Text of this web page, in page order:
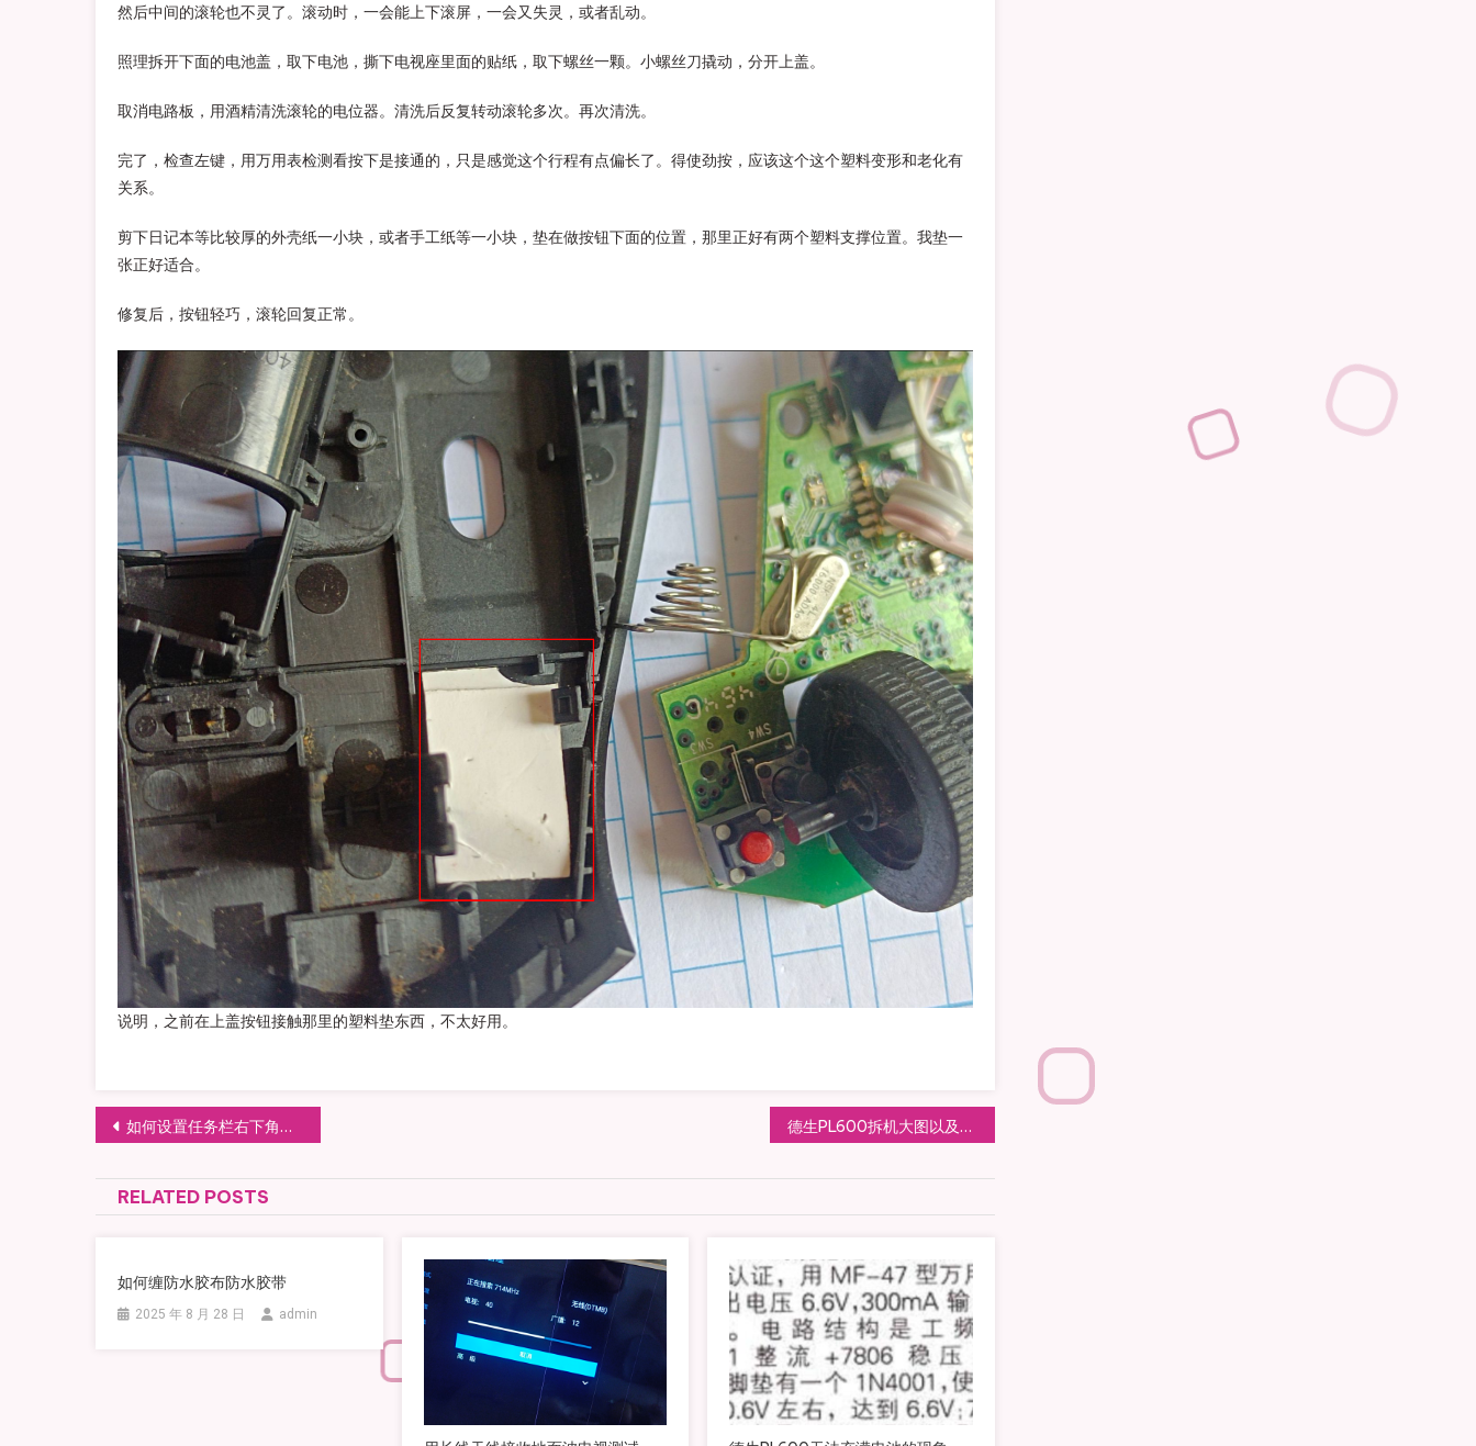
然后中间的滚轮也不灵了。滚动时，一会能上下滚屏，一会又失灵，或者乱动。
照理拆开下面的电池盖，取下电池，撕下电视座里面的贴纸，取下螺丝一颗。小螺丝刀撬动，分开上盖。
取消电路板，用酒精清洗滚轮的电位器。清洗后反复转动滚轮多次。再次清洗。
完了，检查左键，用万用表检测看按下是接通的，只是感觉这个行程有点偏长了。得使劲按，应该这个这个塑料变形和老化有
关系。
剪下日记本等比较厚的外壳纸一小块，或者手工纸等一小块，垫在做按钮下面的位置，那里正好有两个塑料支撑位置。我垫一
张正好适合。
修复后，按钮轻巧，滚轮回复正常。
说明，之前在上盖按钮接触那里的塑料垫东西，不太好用。
文章导航
如何设置任务栏右下角的日期那里显示出星期几？ 德生PL600拆机大图以及增加外置中波天线
RELATED POSTS
如何缠防水胶布防水胶带
2025 年 8 月 28 日 admin